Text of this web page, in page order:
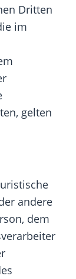
Dritten
im
gelten
andere
dem